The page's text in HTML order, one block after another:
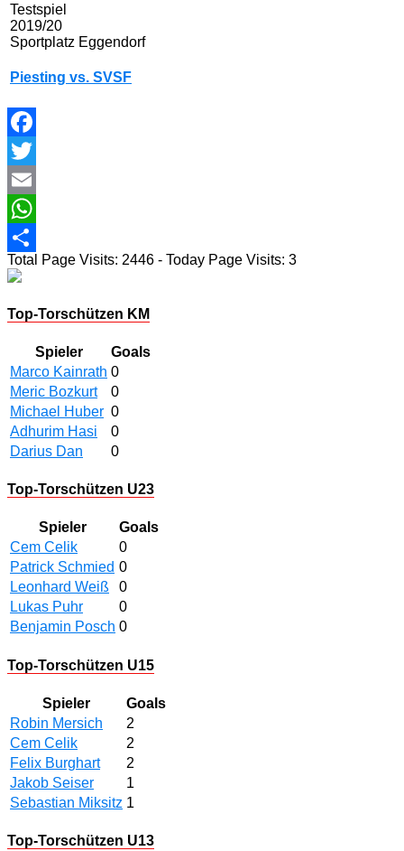
Testspiel
2019/20
Sportplatz Eggendorf
Piesting vs. SVSF
Facebook
Twitter
Email
WhatsApp
Teilen
Total Page Visits: 2446 - Today Page Visits: 3
Top-Torschützen KM
Spieler
Goals
Marco Kainrath 0
Meric Bozkurt
0
Michael Huber 0
Adhurim Hasi
0
Darius Dan
0
Top-Torschützen U23
Spieler
Goals
Cem Celik
0
Patrick Schmied 0
Leonhard Weiß
0
Lukas Puhr
0
Benjamin Posch 0
Top-Torschützen U15
Spieler
Goals
Robin Mersich
2
Cem Celik
2
Felix Burghart
2
Jakob Seiser
1
Sebastian Miksitz 1
Top-Torschützen U13